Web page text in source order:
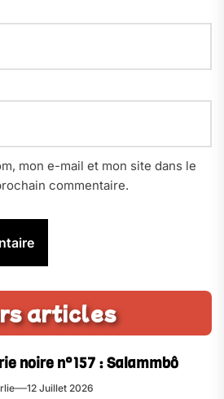
mon e-mail et mon site dans le
commentaire.
articles
noire n°157 : Salammbô
12 Juillet 2026